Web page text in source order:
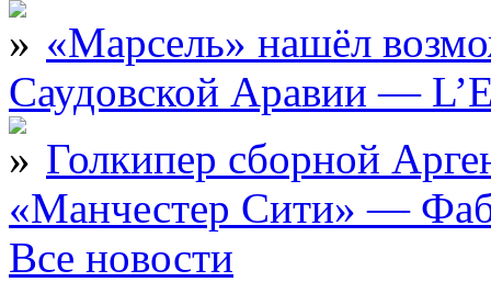
«Марсель» нашёл
Саудовской Аравии —
Голкипер сборной
«Манчестер Сити» —
Все новости